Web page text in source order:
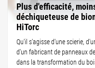
Plus d'efficacité,
déchiqueteuse de
HiTorc
Qu'il s'agisse d'une scierie,
d'un fabricant de panneaux
dans la transformation du